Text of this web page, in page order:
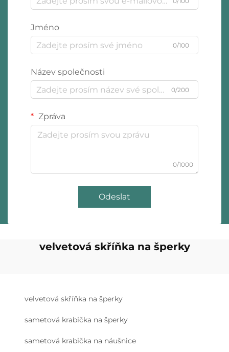
Jméno
0/100
Název společnosti
0/200
Zpráva
0/1000
Odeslat
velvetová skříňka na šperky
velvetová skříňka na šperky
sametová krabička na šperky
sametová krabička na náušnice